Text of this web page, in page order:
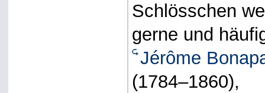
Schlösschen
gerne und
Jérôme
(1784–1860),